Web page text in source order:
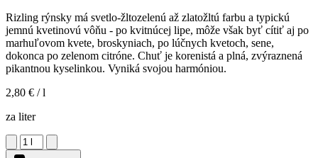
Rizling rýnsky má svetlo-žltozelenú až zlatožltú farbu a typickú
jemnú kvetinovú vôňu - po kvitnúcej lipe, môže však byť cítiť aj po
marhuľovom kvete, broskyniach, po lúčnych kvetoch, sene,
dokonca po zelenom citróne. Chuť je korenistá a plná, zvýraznená
pikantnou kyselinkou. Vyniká svojou harmóniou.
2,80 € / l
za liter